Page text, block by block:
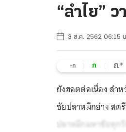
“ลำไย”
3 ส.ค. 2562 06:15
-ก ก ก+
ยังฮอตต่อเนื่อง สำ
ชัยปลาหมึกย่าง สต
ปลาหมึกมหาชัยทุก